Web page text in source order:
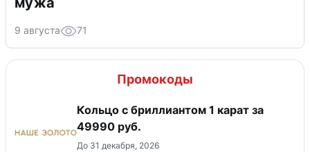
9 августа 71
Промокоды
Кольцо с бриллиантом 1 карат за
49990 руб.
До 31 декабря, 2026